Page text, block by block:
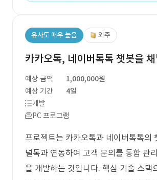
유사도 매우 높음 외주
카카오톡, 네이버톡톡 챗봇을
예상 금액
1,000,000원
예상 기간
4일
개발
PC 프로그램
프로젝트는 카카오톡과 네이버톡톡의
널톡과 연동하여 고객 문의를 통합 관
을 개발하는 것입니다. 핵심 기술 스택